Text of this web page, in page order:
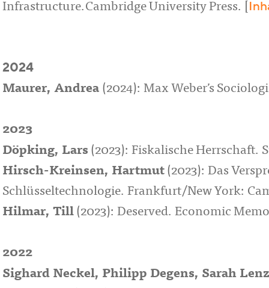
Infrastructure.Cambridge University Press. [
2024
Maurer, Andrea (2024): Max Weber’s
2023
Döpking, Lars (2023): Fiskalische Herrschaft.
Hirsch-Kreinsen, Hartmut (2023): Das
Schlüsseltechnologie. Frankfurt/New York:
Hilmar, Till (2023): Deserved. Economic
2022
Sighard Neckel, Philipp Degens, Sarah